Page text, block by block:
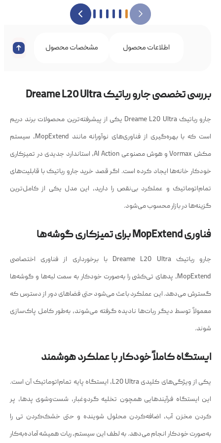
اطلاعات محصول مشخصات محصول
بررسی تخصصی جارو رباتیک Dreame L20 Ultra
جارو رباتیک Dreame L20 Ultra یکی از پیشرفته‌ترین محصولات برند دریم
است که با بهره‌گیری از فناوری‌های نوآورانه مانند MopExtend، سیستم
مکش Vormax و هوش مصنوعی AI Action، استاندارد جدیدی در تمیزکاری
خودکار خانه‌ها ایجاد کرده است. اگر قصد خرید جارو رباتیک با قابلیت‌های
تمام‌اتوماتیک و عملکرد بی‌نقص را دارید، این مدل یکی از کامل‌ترین
گزینه‌ها در بازار محسوب می‌شود.
فناوری MopExtend برای تمیزکاری گوشه‌ها
جارو رباتیک Dreame L20 Ultra با برخورداری از فناوری اختصاصی
MopExtend، پدهای تی‌کشی را به‌صورت خودکار به سمت لبه‌ها و گوشه‌ها
گسترش می‌دهد. این عملکرد باعث می‌شود حتی فضاهای دور از دسترس که
معمولاً توسط دیگر ربات‌ها نادیده گرفته می‌شوند، به‌طور کامل پاک‌سازی
شوند.
ایستگاه کاملاً خودکار با عملکرد هوشمند
یکی از ویژگی‌های کلیدی L20 Ultra، ایستگاه پایه تمام‌اتوماتیک آن است.
این ایستگاه فرآیندهایی همچون تخلیه گردوغبار، شست‌وشوی پدها، پر
کردن مخزن آب، اضافه‌کردن محلول شوینده و حتی خشک‌کردن تی را
به‌صورت خودکار انجام می‌دهد. به لطف این سیستم، ربات همیشه آماده‌به‌کار